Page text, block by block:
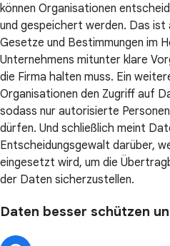
können Organisationen
und gespeichert werden. Das
Gesetze und Bestimmungen im
Unternehmens mitunter klare
die Firma halten muss. Ein
Organisationen den Zugriff auf
sodass nur autorisierte
dürfen. Und schließlich meint
Entscheidungsgewalt darüber,
eingesetzt wird, um die
der Daten sicherzustellen.
Daten besser schützen